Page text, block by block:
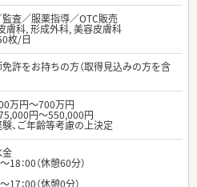
査／服薬指導／OTC販売
膚科, 形成外科, 美容皮膚科
枚/日
許をお持ちの方（取得見込みの方を含
万円～700万円
円～550,000円
、ご年齢等考慮の上決定
金
18：00（休憩60分）
17：00（休憩0分）